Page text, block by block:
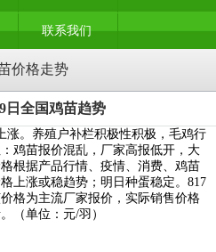
联系我们
价格走势
日全国鸡苗趋势
涨。养殖户补栏积极性积极，毛鸡行
鸡苗报价混乱，厂家高报低开，大
根据产品行情、疫情、消费、鸡苗
上涨或稳趋势；明日种蛋稳定。817
格为主流厂家报价，实际销售价格
（单位：元/羽）